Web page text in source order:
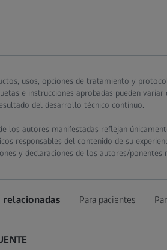
usos, opciones de tratamiento y
e instrucciones aprobadas pueden
del desarrollo técnico continuo.
los autores manifestadas reflejan
responsables del contenido de su
y declaraciones de los autores/
relacionadas Para pacientes